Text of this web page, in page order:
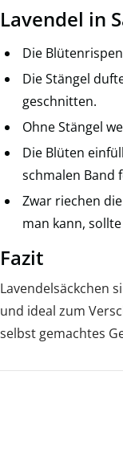
Lavendel in
Die
Die Stängel
geschnitten.
Ohne Stängel
Die Blüten
schmalen Band
Zwar riechen
man kann,
Fazit
Lavendelsäckchen
und ideal zum
selbst gemachtes